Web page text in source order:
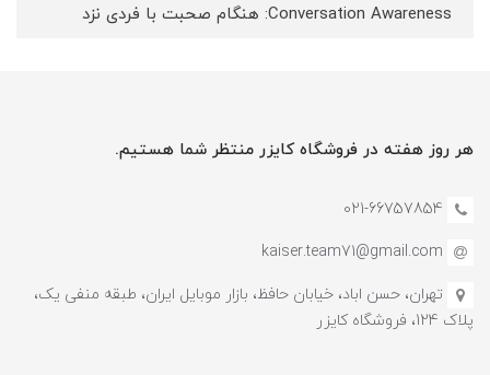
Conversation Awareness: هنگام صحبت با فردی نزد
هر روز هفته در فروشگاه کایزر منتظر شما هستیم.
021-66757854
kaiser.team71@gmail.com
تهران، حسن اباد، خیابان حافظ، بازار موبایل ایران، طبقه منفی یک،
پلاک 124، فروشگاه کایزر